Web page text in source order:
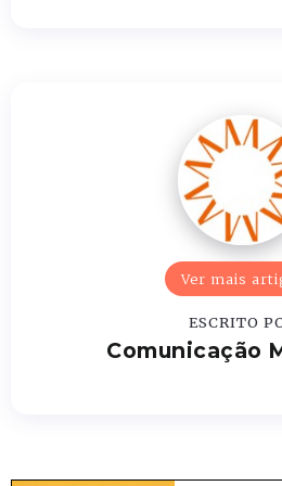
Ver mais
ESCRITO
Comunicação